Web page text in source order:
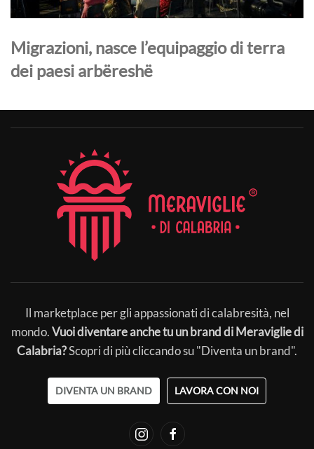
Migrazioni, nasce l’equipaggio di terra
dei paesi arbëreshë
Il marketplace per gli appassionati di calabresità, nel
mondo.Vuoi diventare anche tu un brand di Meraviglie di
Calabria?Scopri di più cliccando su "Diventa un brand".
DIVENTA UN BRAND LAVORA CON NOI